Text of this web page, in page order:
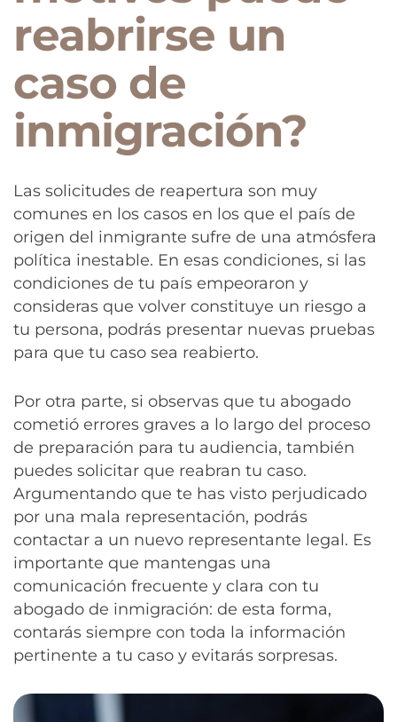
reabrirse un
caso de
inmigración?
Las solicitudes de reapertura son muy
comunes en los casos en los que el país de
origen del inmigrante sufre de una atmósfera
política inestable. En esas condiciones, si las
condiciones de tu país empeoraron y
consideras que volver constituye un riesgo a
tu persona, podrás presentar nuevas pruebas
para que tu caso sea reabierto.
Por otra parte, si observas que tu abogado
cometió errores graves a lo largo del proceso
de preparación para tu audiencia, también
puedes solicitar que reabran tu caso.
Argumentando que te has visto perjudicado
por una mala representación, podrás
contactar a un nuevo representante legal. Es
importante que mantengas una
comunicación frecuente y clara con tu
abogado de inmigración: de esta forma,
contarás siempre con toda la información
pertinente a tu caso y evitarás sorpresas.